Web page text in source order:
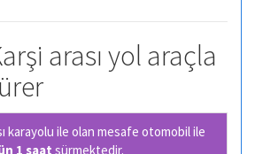
arası yol araçla
karayolu ile olan mesafe otomobil ile
1 saat sürmektedir.